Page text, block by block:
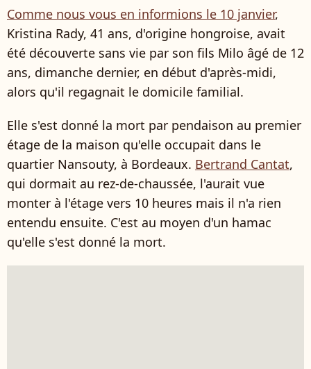
Comme nous vous en informions le 10 janvier,
Kristina Rady, 41 ans, d'origine hongroise, avait
été découverte sans vie par son fils Milo âgé de 12
ans, dimanche dernier, en début d'après-midi,
alors qu'il regagnait le domicile familial.
Elle s'est donné la mort par pendaison au premier
étage de la maison qu'elle occupait dans le
quartier Nansouty, à Bordeaux. Bertrand Cantat,
qui dormait au rez-de-chaussée, l'aurait vue
monter à l'étage vers 10 heures mais il n'a rien
entendu ensuite. C'est au moyen d'un hamac
qu'elle s'est donné la mort.